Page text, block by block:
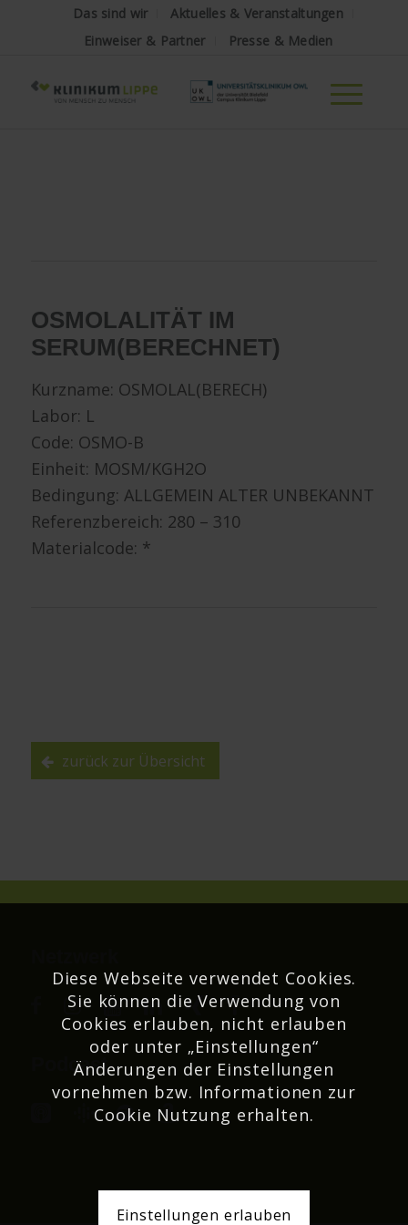
Das sind wir
Aktuelles & Veranstaltungen
Einweiser & Partner
Presse & Medien
OSMOLALITÄT IM
SERUM(BERECHNET)
Kurzname: OSMOLAL(BERECH)
Labor: L
Code: OSMO-B
Einheit: MOSM/KGH2O
Bedingung: ALLGEMEIN ALTER UNBEKANNT
Referenzbereich: 280 – 310
Materialcode: *
zurück zur Übersicht
Podcast
Diese Webseite verwendet Cookies.
Sie können die Verwendung von
Cookies erlauben, nicht erlauben
oder unter „Einstellungen“
Änderungen der Einstellungen
vornehmen bzw. Informationen zur
Cookie Nutzung erhalten.
Einstellungen erlauben